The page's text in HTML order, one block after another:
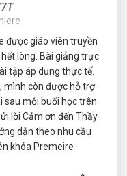
được giáo viên truyền
lòng. Bài giảng trực
tập áp dụng thực tế.
mình còn được hỗ trợ
sau mỗi buổi học trên
lời Cảm ơn đến Thầy
dẫn theo nhu cầu
khóa Premeire